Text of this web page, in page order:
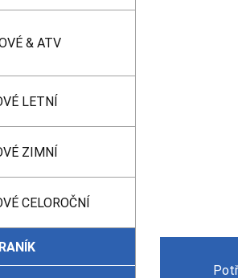
& ATV
LETNÍ
ZIMNÍ
CELOROČNÍ